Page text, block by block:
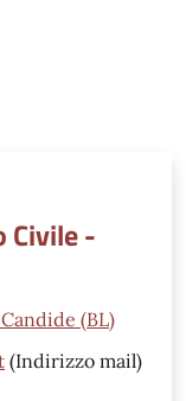
Civile -
(BL)
(Indirizzo mail)